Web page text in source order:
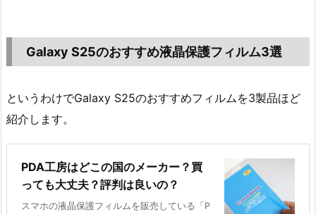
Galaxy S25のおすすめ液晶保護フィルム3選
というわけでGalaxy S25のおすすめフィルムを3製品ほど
紹介します。
PDA工房はどこの国のメーカー？買
っても大丈夫？評判は良いの？
スマホの液晶保護フィルムを販売している「P